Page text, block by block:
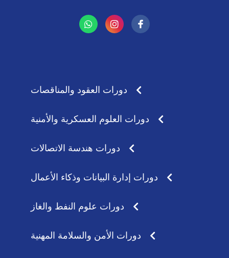
I
n
s
a
m
W
h
a
دورات العقود والمناقصات
دورات العلوم العسكرية والأمنية
دورات هندسة الاتصالات
دورات إدارة البيانات وذكاء الأعمال
دورات علوم النفط والغاز
دورات الأمن والسلامة المهنية